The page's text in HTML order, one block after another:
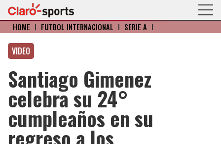
HOME I FÚTBOL INTERNACIONAL I SERIE A I
VIDEO
Santiago Gimenez
celebra su 24°
cumpleaños en su
regreso a los